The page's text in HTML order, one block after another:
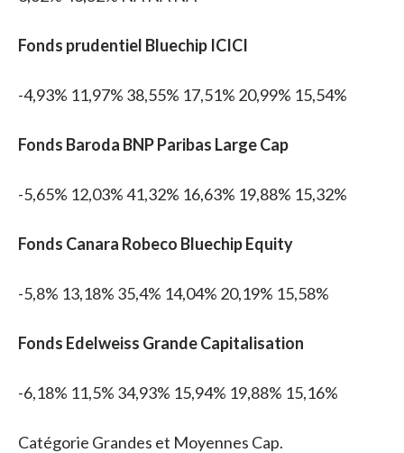
Fonds prudentiel Bluechip ICICI
-4,93% 11,97% 38,55% 17,51% 20,99% 15,54%
Fonds Baroda BNP Paribas Large Cap
-5,65% 12,03% 41,32% 16,63% 19,88% 15,32%
Fonds Canara Robeco Bluechip Equity
-5,8% 13,18% 35,4% 14,04% 20,19% 15,58%
Fonds Edelweiss Grande Capitalisation
-6,18% 11,5% 34,93% 15,94% 19,88% 15,16%
Catégorie Grandes et Moyennes Cap.